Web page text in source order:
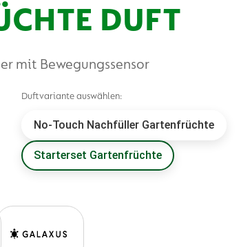
DUFT
mit Bewegungssensor
Duftvariante auswählen:
No-Touch Nachfüller Gartenfrüchte
Starterset Gartenfrüchte